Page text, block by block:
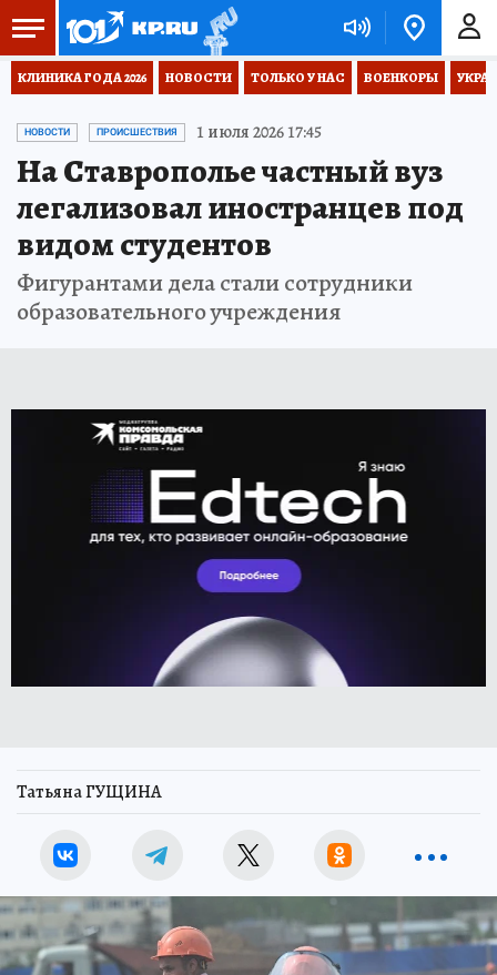
КЛИНИКА ГОДА 2026 НОВОСТИ ТОЛЬКО У НАС ВОЕНКОРЫ
НОВОСТИ ПРОИСШЕСТВИЯ 1 июля 2026 17:45
На Ставрополье частный вуз
легализовал иностранцев под
видом студентов
Фигурантами дела стали сотрудники
образовательного учреждения
Татьяна ГУЩИНА